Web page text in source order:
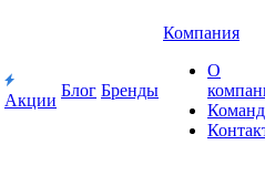
Акции
Блог Бренды
Компания
О